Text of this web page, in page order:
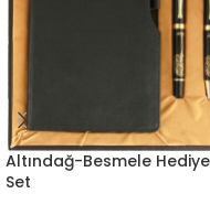
Altındağ-Besmele
Set